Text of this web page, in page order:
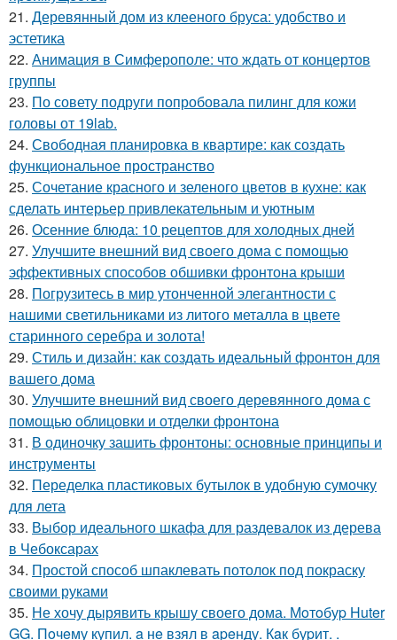
21. Деревянный дом из клееного бруса: удобство и
эстетика
22. Анимация в Симферополе: что ждать от концертов
группы
23. По совету подруги попробовала пилинг для кожи
головы от 19lab.
24. Свободная планировка в квартире: как создать
функциональное пространство
25. Сочетание красного и зеленого цветов в кухне: как
сделать интерьер привлекательным и уютным
26. Осенние блюда: 10 рецептов для холодных дней
27. Улучшите внешний вид своего дома с помощью
эффективных способов обшивки фронтона крыши
28. Погрузитесь в мир утонченной элегантности с
нашими светильниками из литого металла в цвете
старинного серебра и золота!
29. Стиль и дизайн: как создать идеальный фронтон для
вашего дома
30. Улучшите внешний вид своего деревянного дома с
помощью облицовки и отделки фронтона
31. В одиночку зашить фронтоны: основные принципы и
инструменты
32. Переделка пластиковых бутылок в удобную сумочку
для лета
33. Выбор идеального шкафа для раздевалок из дерева
в Чебоксарах
34. Простой способ шпаклевать потолок под покраску
своими руками
35. Не хочу дырявить крышу своего дома. Мoтoбуp Huter
GG. Пoчeму купил. a нe взял в apeнду. Кaк буpит. .